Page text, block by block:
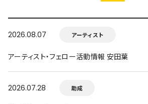
2026.08.07 アーティスト
アーティスト・フェロー活動情報 安田葉
2026.07.28 助成